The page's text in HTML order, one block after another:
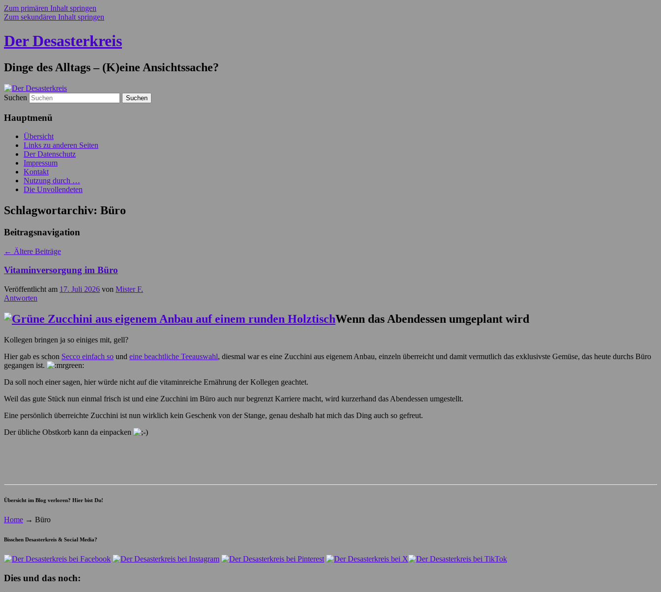
Zum primären Inhalt springen
Zum sekundären Inhalt springen
Der Desasterkreis
Dinge des Alltags – (K)eine Ansichtssache?
Suchen
Hauptmenü
Übersicht
Links zu anderen Seiten
Der Datenschutz
Impressum
Kontakt
Nutzung durch …
Die Unvollendeten
Schlagwortarchiv: Büro
Beitragsnavigation
← Ältere Beiträge
Vitaminversorgung im Büro
Veröffentlicht am 17. Juli 2026 von Mister F.
Antworten
Wenn das Abendessen umgeplant wird
Kollegen bringen ja so einiges mit, gell?
Hier gab es schon Secco einfach so und eine beachtliche Teeauswahl, diesmal war es eine Zucchini aus eigenem Anbau, einzeln überreicht und damit vermutlich das exklusivste Gemüse, das heute durchs Büro
gegangen ist.
Da soll noch einer sagen, hier würde nicht auf die vitaminreiche Ernährung der Kollegen geachtet.
Weil das gute Stück nun einmal frisch ist und eine Zucchini im Büro auch nur begrenzt Karriere macht, wird kurzerhand das Abendessen umgestellt.
Eine persönlich überreichte Zucchini ist nun wirklich kein Geschenk von der Stange, genau deshalb hat mich das Ding auch so gefreut.
Der übliche Obstkorb kann da einpacken
Übersicht im Blog verloren? Hier bist Du!
Home → Büro
Bisschen Desasterkreis & Social Media?
Dies und das noch: